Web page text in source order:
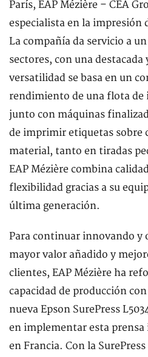
París, EAP Mézière – CEA
especialista en la impresión
La compañía da servicio a
sectores, con una destacada
versatilidad se basa en un
rendimiento de una flota
junto con máquinas
de imprimir etiquetas sobre
material, tanto en tiradas
EAP Mézière combina
flexibilidad gracias a su
última generación.
Para continuar innovando y
mayor valor añadido y
clientes, EAP Mézière ha
capacidad de producción
nueva Epson SurePress
en implementar esta
en Francia. Con la